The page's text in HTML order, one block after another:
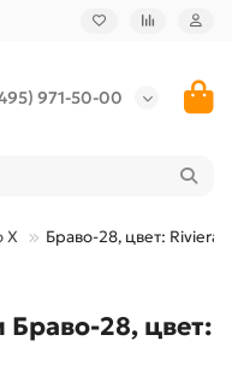
971-50-00
X Браво-28, цвет: Riviera
28, цвет: